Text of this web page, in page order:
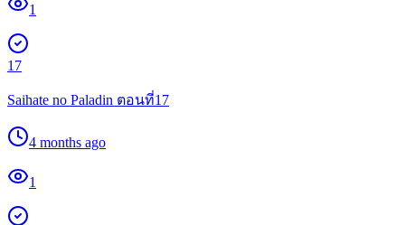
1
17
Saihate no Paladin ตอนที่17
4 months ago
1